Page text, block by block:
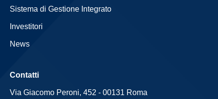
Sistema di Gestione Integrato
Investitori
News
Contatti
Via Giacomo Peroni, 452 - 00131 Roma